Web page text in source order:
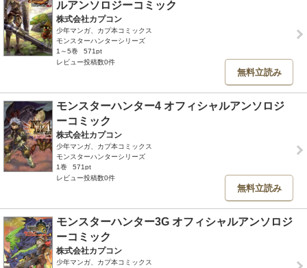
ルアンソロジーコミック
株式会社カプコン
少年マンガ、カプ本コミックス
モンスターハンターシリーズ
1～5巻
571pt
レビュー投稿数0件
無料立読み
モンスターハンター4 オフィシャルアンソロジ
ーコミック
株式会社カプコン
少年マンガ、カプ本コミックス
モンスターハンターシリーズ
1巻
571pt
レビュー投稿数0件
無料立読み
モンスターハンター3G オフィシャルアンソロジ
ーコミック
株式会社カプコン
少年マンガ、カプ本コミックス